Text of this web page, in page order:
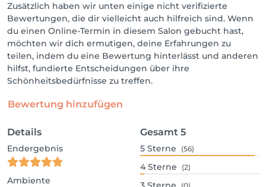
Zusätzlich haben wir unten einige nicht verifizierte
Bewertungen, die dir vielleicht auch hilfreich sind. Wenn
du einen Online-Termin in diesem Salon gebucht hast,
möchten wir dich ermutigen, deine Erfahrungen zu
teilen, indem du eine Bewertung hinterlässt und anderen
hilfst, fundierte Entscheidungen über ihre
Schönheitsbedürfnisse zu treffen.
Bewertung hinzufügen
Details
Endergebnis
Ambiente
Gesamt 5
5 Sterne (56)
4 Sterne (2)